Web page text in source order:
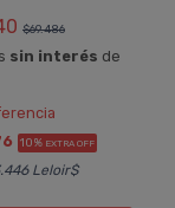
$69.486
sin interés de
10% EXTRA OFF
Leloir$